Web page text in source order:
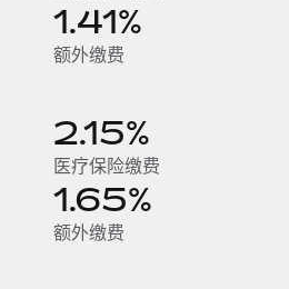
1.41%
额外缴费
2.15%
医疗保险缴费
1.65%
额外缴费